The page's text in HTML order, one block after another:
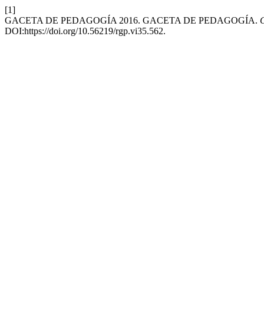
[1]
GACETA DE PEDAGOGÍA 2016. GACETA DE PEDAGOGÍA.
DOI:https://doi.org/10.56219/rgp.vi35.562.